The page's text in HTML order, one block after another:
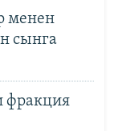
менен
сынга
фракция